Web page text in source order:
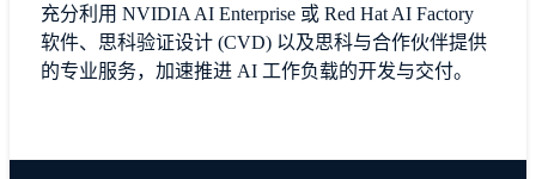
充分利用 NVIDIA AI Enterprise 或 Red Hat AI Factory
软件、思科验证设计 (CVD) 以及思科与合作伙伴提供
的专业服务，加速推进 AI 工作负载的开发与交付。